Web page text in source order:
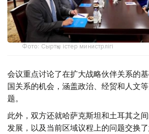
Фото: Сыртқы істер министрлігі
会议重点讨论了在扩大战略伙伴关系的
国关系的机会，涵盖政治、经贸和人文
题。
此外，双方还就哈萨克斯坦和土耳其之
发展，以及当前区域议程上的问题交换